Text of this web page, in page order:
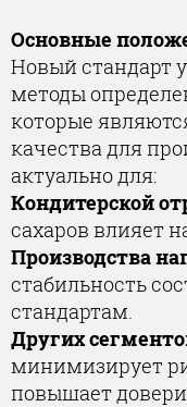
Основные
Новый стандарт
методы
которые
качества для
актуально для:
Кондитерской
сахаров влияет
Производства
стабильность
стандартам.
Других
минимизирует
повышает